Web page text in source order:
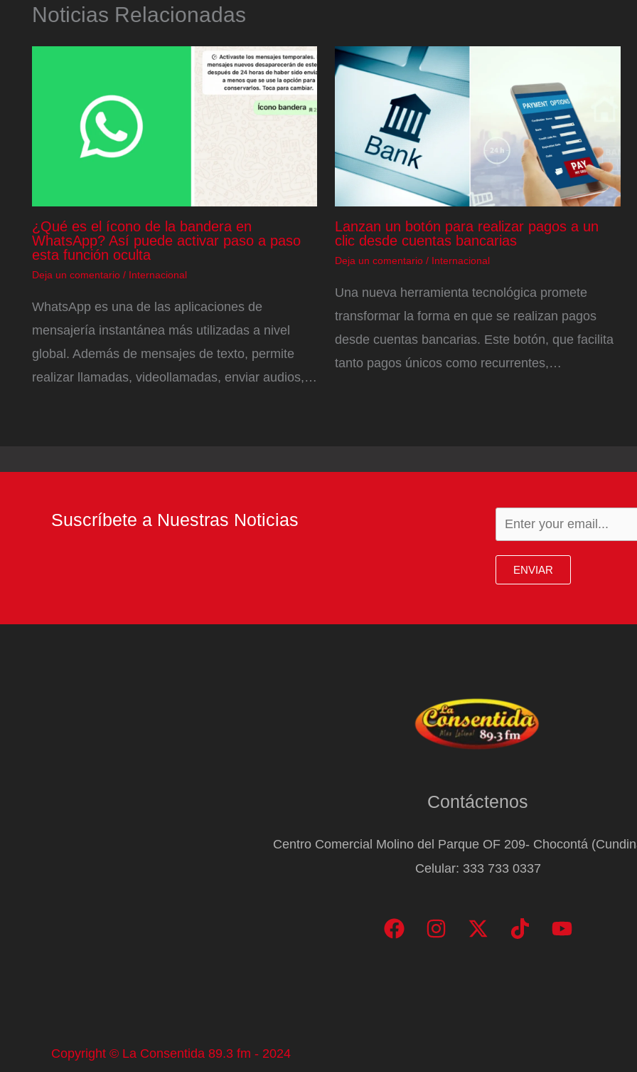
Noticias Relacionadas
¿Qué es el ícono de la bandera en
WhatsApp? Así puede activar paso a paso
esta función oculta
Deja un comentario / Internacional
WhatsApp es una de las aplicaciones de
mensajería instantánea más utilizadas a nivel
global. Además de mensajes de texto, permite
realizar llamadas, videollamadas, enviar audios,…
Lanzan un botón para realizar pagos a un
clic desde cuentas bancarias
Deja un comentario / Internacional
Una nueva herramienta tecnológica promete
transformar la forma en que se realizan pagos
desde cuentas bancarias. Este botón, que facilita
tanto pagos únicos como recurrentes,…
Suscríbete a Nuestras Noticias
ENVIAR
Contáctenos
Centro Comercial Molino del Parque OF 209- Chocontá
Celular: 333 733 0337
Copyright © La Consentida 89.3 fm - 2024